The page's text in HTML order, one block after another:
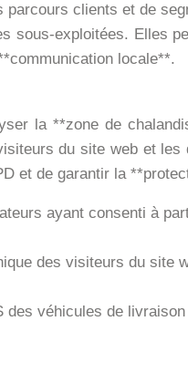
clients et de
exploitées. Elles
locale**.
la **zone de
du site web et
et de garantir la
ayant consenti à
des visiteurs du site
véhicules de